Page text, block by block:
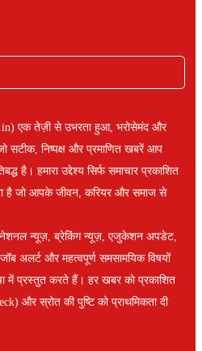
एक तेज़ी से उभरता हुआ, भरोसेमंद और
सटीक, निष्पक्ष और प्रमाणित खबरें आप
है। हमारा उद्देश्य सिर्फ समाचार प्रकाशित
है जो आपके जीवन, करियर और समाज से
नेशनल न्यूज़, ब्रेकिंग न्यूज़, एजुकेशन अपडेट,
अलर्ट और महत्वपूर्ण समसामयिक विषयों
में प्रस्तुत करते हैं। हर खबर को प्रकाशित
और स्रोत की पुष्टि को प्राथमिकता दी